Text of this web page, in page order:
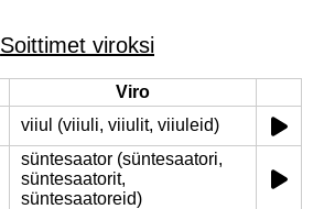
Soittimet viroksi
Viro
viiul (viiuli, viiulit, viiuleid)
süntesaator (süntesaatori,
süntesaatorit,
süntesaatoreid)